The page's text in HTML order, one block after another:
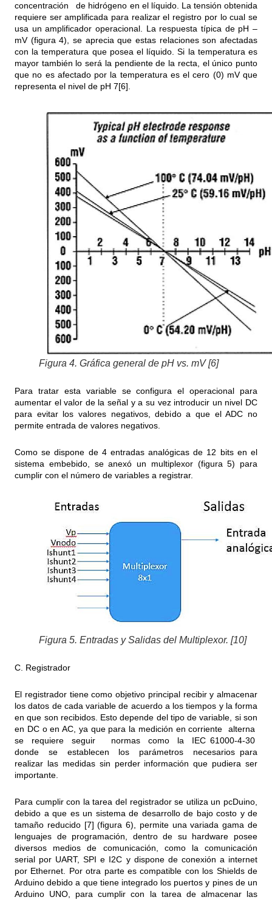
concentración de hidrógeno en el líquido. La tensión obtenida
requiere ser amplificada para realizar el registro por lo cual se
usa un amplificador operacional. La respuesta típica de pH –
mV (figura 4), se aprecia que estas relaciones son afectadas
con la temperatura que posea el líquido. Si la temperatura es
mayor también lo será la pendiente de la recta, el único punto
que no es afectado por la temperatura es el cero (0) mV que
representa el nivel de pH 7[6].
Figura 4. Gráfica general de pH vs. mV [6]
Para tratar esta variable se configura el operacional para
aumentar el valor de la señal y a su vez introducir un nivel DC
para evitar los valores negativos, debido a que el ADC no
permite entrada de valores negativos.
Como se dispone de 4 entradas analógicas de 12 bits en el
sistema embebido, se anexó un multiplexor (figura 5) para
cumplir con el número de variables a registrar.
Figura 5. Entradas y Salidas del Multiplexor. [10]
C. Registrador
El registrador tiene como objetivo principal recibir y almacenar
los datos de cada variable de acuerdo a los tiempos y la forma
en que son recibidos. Esto depende del tipo de variable, si son
en DC o en AC, ya que para la medición en corriente alterna
se requiere seguir normas como la IEC 61000-4-30
donde se establecen los parámetros necesarios para
realizar las medidas sin perder información que pudiera ser
importante.
Para cumplir con la tarea del registrador se utiliza un pcDuino,
debido a que es un sistema de desarrollo de bajo costo y de
tamaño reducido [7] (figura 6), permite una variada gama de
lenguajes de programación, dentro de su hardware posee
diversos medios de comunicación, como la comunicación
serial por UART, SPI e I2C y dispone de conexión a internet
por Ethernet. Por otra parte es compatible con los Shields de
Arduino debido a que tiene integrado los puertos y pines de un
Arduino UNO, para cumplir con la tarea de almacenar las